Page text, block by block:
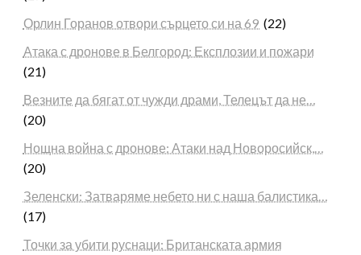
Орлин Горанов отвори сърцето си на 69 (22)
Атака с дронове в Белгород: Експлозии и пожари
(21)
Везните да бягат от чужди драми, Телецът да не…
(20)
Нощна война с дронове: Атаки над Новоросийск,…
(20)
Зеленски: Затваряме небето ни с наша балистика…
(17)
Точки за убити руснаци: Британската армия